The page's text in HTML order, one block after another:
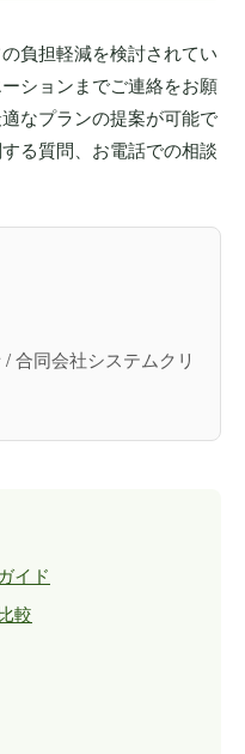
負担軽減を検討されてい
ションまでご連絡をお願
なプランの提案が可能で
る質問、お電話での相談
合同会社システムクリ
イド
較